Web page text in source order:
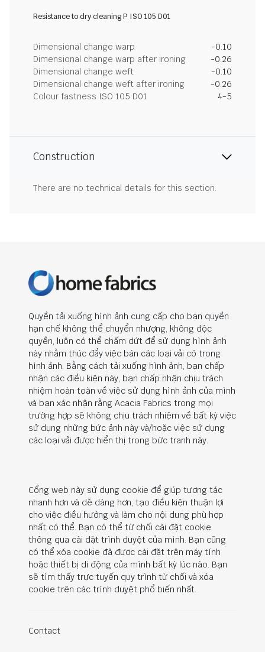
Resistance to dry cleaning P ISO 105 D01
Dimensional change warp
-0.10
Dimensional change warp after ironing
-0.26
Dimensional change weft
-0.10
Dimensional change weft after ironing
-0.26
Colour fastness ISO 105 D01
4-5
Construction
There are no technical details for this section.
Quyền tải xuống hình ảnh cung cấp cho bạn quyền
hạn chế không thể chuyển nhượng, không độc
quyền, luôn có thể chấm dứt để sử dụng hình ảnh
này nhằm thúc đẩy việc bán các loại vải có trong
hình ảnh. Bằng cách tải xuống hình ảnh, bạn chấp
nhận các điều kiện này, bạn chấp nhận chịu trách
nhiệm hoàn toàn về việc sử dụng hình ảnh của mình
và bạn xác nhận rằng Acacia Fabrics trong mọi
trường hợp sẽ không chịu trách nhiệm về bất kỳ việc
sử dụng những bức ảnh này và/hoặc việc sử dụng
các loại vải được hiển thị trong bức tranh này.
Cổng web này sử dụng cookie để giúp tương tác
nhanh hơn và dễ dàng hơn, tạo điều kiện thuận lợi
cho việc điều hướng và làm cho nội dung phù hợp
nhất có thể. Bạn có thể từ chối cài đặt cookie
thông qua cài đặt trình duyệt của mình. Bạn cũng
có thể xóa cookie đã được cài đặt trên máy tính
hoặc thiết bị di động của mình bất kỳ lúc nào. Bạn
sẽ tìm thấy trực tuyến quy trình từ chối và xóa
cookie trên các trình duyệt phổ biến nhất.
Contact